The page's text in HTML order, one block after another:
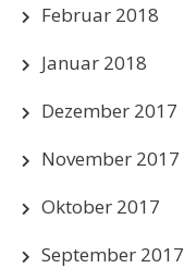
Februar 2018
Januar 2018
Dezember 2017
November 2017
Oktober 2017
September 2017